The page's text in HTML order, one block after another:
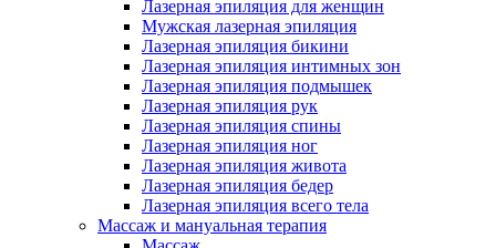
Лазерная эпиляция для женщин
Мужская лазерная эпиляция
Лазерная эпиляция бикини
Лазерная эпиляция интимных зон
Лазерная эпиляция подмышек
Лазерная эпиляция рук
Лазерная эпиляция спины
Лазерная эпиляция ног
Лазерная эпиляция живота
Лазерная эпиляция бедер
Лазерная эпиляция всего тела
Массаж и мануальная терапия